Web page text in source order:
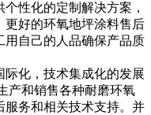
性化的定制解决方案，
更好的环氧地坪涂料售后
用自己的人品确保产品质
化，技术集成化的发展
产和销售各种耐磨环氧
服务和相关技术支持。并